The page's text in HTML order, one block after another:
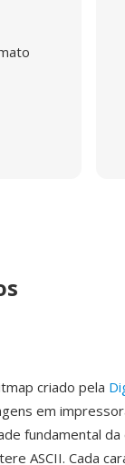
criado pela
em
fundamental da
ASCII. Cada